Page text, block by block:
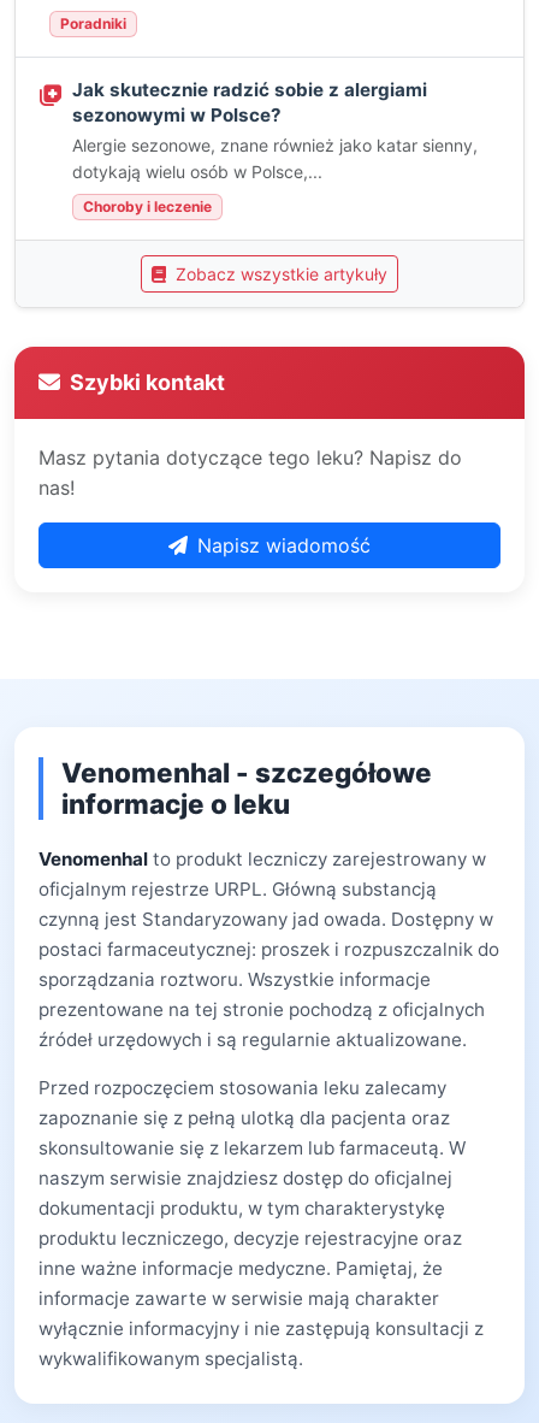
Poradniki
Jak skutecznie radzić sobie z alergiami
sezonowymi w Polsce?
Alergie sezonowe, znane również jako katar sienny,
dotykają wielu osób w Polsce,...
Choroby i leczenie
Zobacz wszystkie artykuły
Szybki kontakt
Masz pytania dotyczące tego leku? Napisz do
nas!
Napisz wiadomość
Venomenhal - szczegółowe
informacje o leku
Venomenhal to produkt leczniczy zarejestrowany w
oficjalnym rejestrze URPL. Główną substancją
czynną jest Standaryzowany jad owada. Dostępny w
postaci farmaceutycznej: proszek i rozpuszczalnik do
sporządzania roztworu. Wszystkie informacje
prezentowane na tej stronie pochodzą z oficjalnych
źródeł urzędowych i są regularnie aktualizowane.
Przed rozpoczęciem stosowania leku zalecamy
zapoznanie się z pełną ulotką dla pacjenta oraz
skonsultowanie się z lekarzem lub farmaceutą. W
naszym serwisie znajdziesz dostęp do oficjalnej
dokumentacji produktu, w tym charakterystykę
produktu leczniczego, decyzje rejestracyjne oraz
inne ważne informacje medyczne. Pamiętaj, że
informacje zawarte w serwisie mają charakter
wyłącznie informacyjny i nie zastępują konsultacji z
wykwalifikowanym specjalistą.